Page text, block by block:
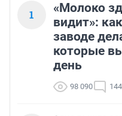
1
«Молоко
видит»:
заводе
которые
день
98 090 144